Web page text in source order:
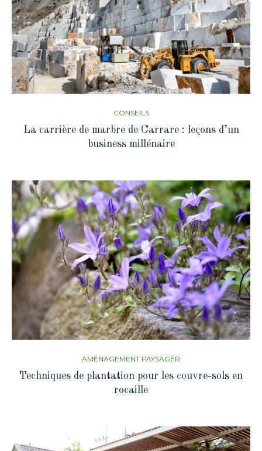
CONSEILS
La carrière de marbre de Carrare : leçons d’un
business millénaire
AMÉNAGEMENT PAYSAGER
Techniques de plantation pour les couvre-sols en
rocaille